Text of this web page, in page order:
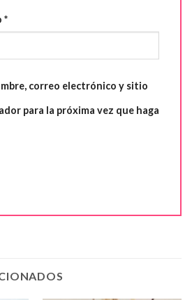
*
correo electrónico y sitio
para la próxima vez que haga